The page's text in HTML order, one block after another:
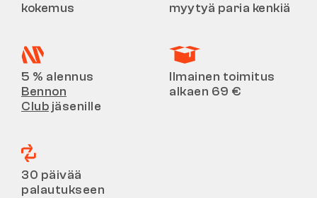
kokemus
myytyä paria kenkiä
5 % alennus
Bennon
Club jäsenille
Ilmainen toimitus
alkaen 69 €
30 päivää
palautukseen